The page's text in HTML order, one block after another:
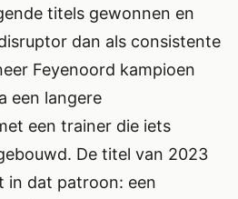
titels gewonnen en
dan als consistente
Feyenoord kampioen
een langere
een trainer die iets
De titel van 2023
in dat patroon: een